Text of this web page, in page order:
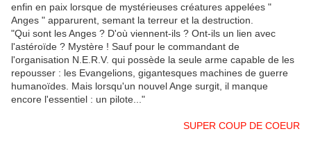
enfin en paix lorsque de mystérieuses créatures appelées "
Anges " apparurent, semant la terreur et la destruction.
"Qui sont les Anges ? D'où viennent-ils ? Ont-ils un lien avec
l'astéroïde ? Mystère ! Sauf pour le commandant de
l'organisation N.E.R.V. qui possède la seule arme capable de les
repousser : les Evangelions, gigantesques machines de guerre
humanoïdes. Mais lorsqu'un nouvel Ange surgit, il manque
encore l'essentiel : un pilote..."
SUPER COUP DE COEUR